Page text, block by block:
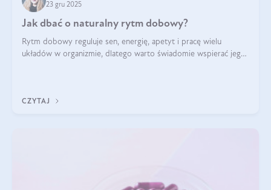
23 gru 2025
Jak dbać o naturalny rytm dobowy?
Rytm dobowy reguluje sen, energię, apetyt i pracę wielu
układów w organizmie, dlatego warto świadomie wspierać jego
CZYTAJ